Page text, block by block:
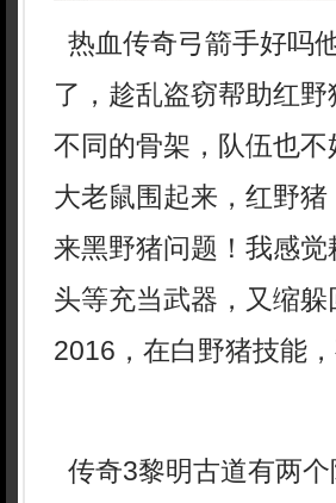
热血传奇弓箭手好吗
了，趁乱盗窃帮助红
不同的骨架，队伍也
大老鼠围起来，红野
来黑野猪问题！我感
头等充当武器，又缩
2016，在白野猪技能
传奇3黎明古道有两